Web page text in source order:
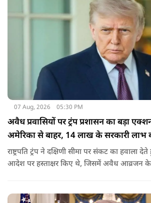
07 Aug, 2026 05:30 PM
अवैध प्रवासियों पर ट्रंप प्रशासन का बड़ा
अमेरिका से बाहर, 14 लाख के सरकारी लाभ
राष्ट्रपति ट्रंप ने दक्षिणी सीमा पर संकट का हवाला
आदेश पर हस्ताक्षर किए थे, जिसमें अवैध आव्रजन